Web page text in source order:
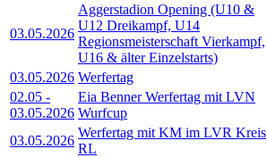
03.05.2026
Aggerstadion Opening (U10 &
U12 Dreikampf, U14
Regionsmeisterschaft Vierkampf,
U16 & älter Einzelstarts)
03.05.2026 Werfertag
02.05 -
03.05.2026
Eia Benner Werfertag mit LVN
Wurfcup
03.05.2026
Werfertag mit KM im LVR Kreis
RL